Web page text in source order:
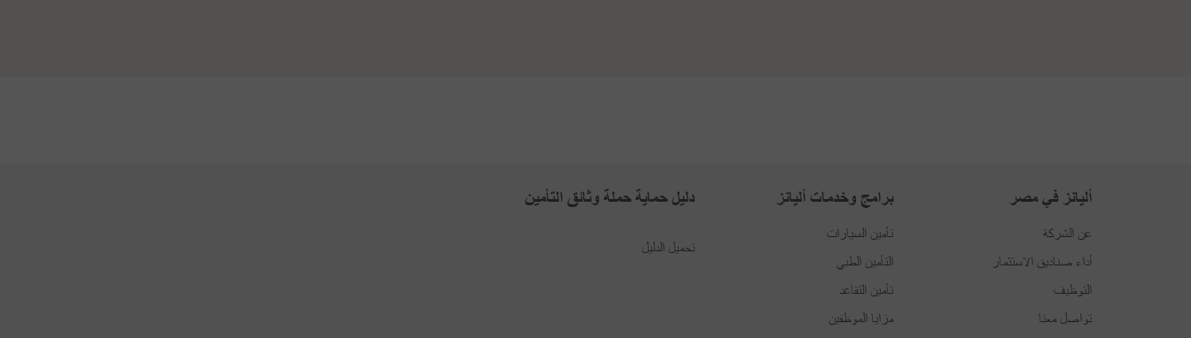
أليانز في مصر
عن الشركة
أداء صناديق الاستثمار
التوظيف
تواصل معنا
برامج وخدمات أليانز
تأمين السيارات
التأمين الطبي
تأمين التقاعد
مزايا الموظفين
دليل حماية حملة وثائق التأمين
تحميل الدليل